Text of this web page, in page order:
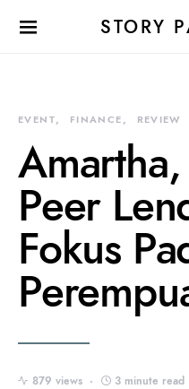
STORY
EVENT FINANCE REVIEW
Peer
Fokus
879 views 3 minute read